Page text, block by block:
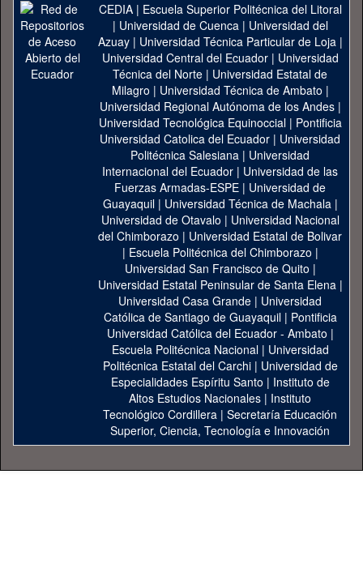
CEDIA| Escuela Superior Politécnica del Litoral
| Universidad de Cuenca| Universidad del
Azuay| Universidad Técnica Particular de Loja|
Universidad Central del Ecuador| Universidad
Técnica del Norte | Universidad Estatal de
Milagro | Universidad Técnica de Ambato |
Universidad Regional Autónoma de los Andes|
Universidad Tecnológica Equinoccial| Pontificia
Universidad Catolica del Ecuador | Universidad
Politécnica Salesiana | Universidad
Internacional del Ecuador | Universidad de las
Fuerzas Armadas-ESPE | Universidad de
Guayaquil| Universidad Técnica de Machala|
Universidad de Otavalo | Universidad Nacional
del Chimborazo | Universidad Estatal de Bolivar
| Escuela Politécnica del Chimborazo |
Universidad San Francisco de Quito |
Universidad Estatal Peninsular de Santa Elena|
Universidad Casa Grande | Universidad
Católica de Santiago de Guayaquil| Pontificia
Universidad Católica del Ecuador - Ambato |
Escuela Politécnica Nacional| Universidad
Politécnica Estatal del Carchi| Universidad de
Especialidades Espíritu Santo | Instituto de
Altos Estudios Nacionales | Instituto
Tecnológico Cordillera | Secretaría Educación
Superior, Ciencia, Tecnología e Innovación